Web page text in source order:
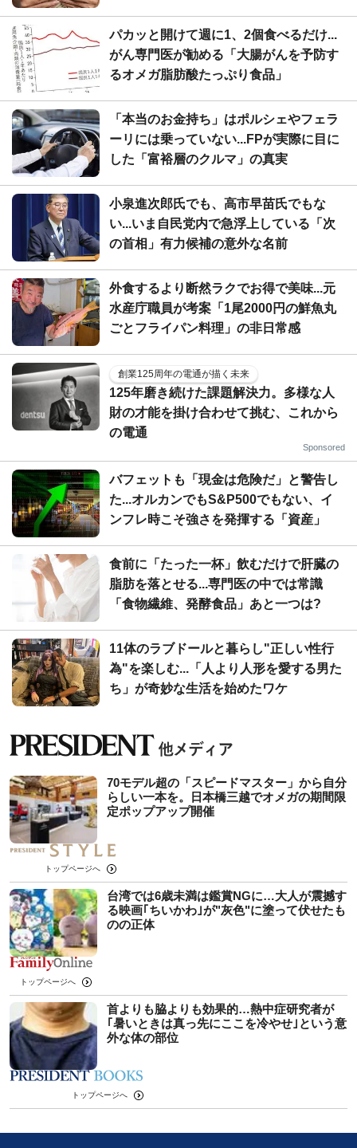
パカッと開けて週に1、2個食べるだけ...
がん専門医が勧める「大腸がんを予防す
るオメガ脂肪酸たっぷり食品」
「本当のお金持ち」はポルシェやフェラ
ーリには乗っていない...FPが実際に目に
した「富裕層のクルマ」の真実
小泉進次郎氏でも、高市早苗氏でもな
い...いま自民党内で急浮上している「次
の首相」有力候補の意外な名前
外食するより断然ラクでお得で美味...元
水産庁職員が考案「1尾2000円の鮮魚丸
ごとフライパン料理」の非日常感
創業125周年の電通が描く未来
125年磨き続けた課題解決力。多様な人
財の才能を掛け合わせて挑む、これから
の電通
Sponsored
バフェットも「現金は危険だ」と警告し
た...オルカンでもS&P500でもない、イ
ンフレ時こそ強さを発揮する「資産」
食前に「たった一杯」飲むだけで肝臓の
脂肪を落とせる...専門医の中では常識
「食物繊維、発酵食品」あと一つは?
11体のラブドールと暮らし"正しい性行
為"を楽しむ...「人より人形を愛する男た
ち」が奇妙な生活を始めたワケ
70モデル超の「スピードマスター」から自分
らしい一本を。日本橋三越でオメガの期間限
定ポップアップ開催
トップページへ
台湾では6歳未満は鑑賞NGに…大人が震撼す
る映画｢ちいかわ｣が"灰色"に塗って伏せたも
のの正体
トップページへ
首よりも脇よりも効果的…熱中症研究者が
｢暑いときは真っ先にここを冷やせ｣という意
外な体の部位
トップページへ